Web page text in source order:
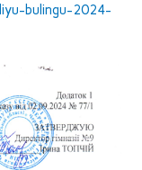
bulingu-2024-